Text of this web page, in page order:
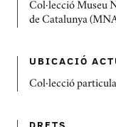
Col·lecció Museu
de Catalunya
UBICACIÓ
Col·lecció